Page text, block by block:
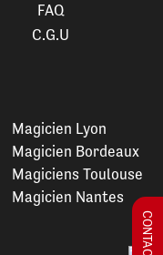
FAQ
C.G.U
Magicien Lyon
Magicien Bordeaux
Magiciens Toulouse
Magicien Nantes